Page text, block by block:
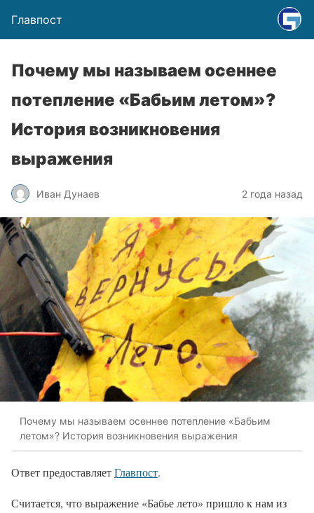
Главпост
Почему мы называем осеннее
потепление «Бабьим летом»?
История возникновения
выражения
Иван Дунаев 2 года назад
Почему мы называем осеннее потепление «Бабьим
летом»? История возникновения выражения
Ответ предоставляетГлавпост.
Считается, что выражение «Бабье лето» пришло к нам из